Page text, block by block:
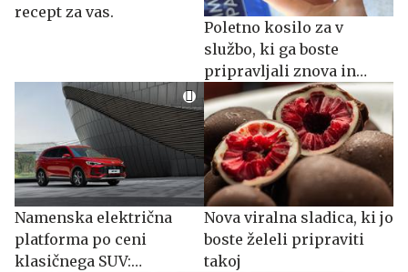
recept za vas.
Poletno kosilo za v
službo, ki ga boste
pripravljali znova in
znova
Namenska električna
platforma po ceni
klasičnega SUV:
Nova viralna sladica, ki jo
boste želeli pripraviti
takoj